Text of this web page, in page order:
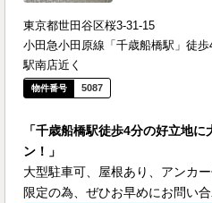
東京都世田谷区桜3-31-15
小田急小田原線「千歳船橋駅」徒
駅南店近く
5087
「千歳船橋駅徒歩4分の好立地
ン！」
大型駐車可、屋根あり、アンカ
限定の為、ぜひお早めにお問い